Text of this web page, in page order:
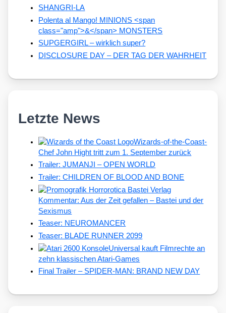
SHANGRI-LA
Polenta al Mango! MINIONS <span
class="amp">&</span> MONSTERS
SUPGERGIRL – wirklich super?
DISCLOSURE DAY – DER TAG DER WAHRHEIT
Letzte News
Wizards-of-the-Coast-
Chef John Hight tritt zum 1. September zurück
Trailer: JUMANJI – OPEN WORLD
Trailer: CHILDREN OF BLOOD AND BONE
Kommentar: Aus der Zeit gefallen – Bastei und der
Sexismus
Teaser: NEUROMANCER
Teaser: BLADE RUNNER 2099
Universal kauft Filmrechte an
zehn klassischen Atari-Games
Final Trailer – SPIDER-MAN: BRAND NEW DAY